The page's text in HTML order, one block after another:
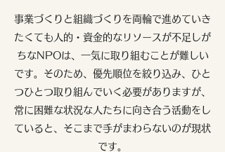
事業づくりと組織づくりを両輪で進めていき
たくても人的・資金的なリソースが不足しが
ちなNPOは、一気に取り組むことが難しい
です。そのため、優先順位を絞り込み、ひと
つひとつ取り組んでいく必要がありますが、
常に困難な状況な人たちに向き合う活動をし
ていると、そこまで手がまわらないのが現状
です。